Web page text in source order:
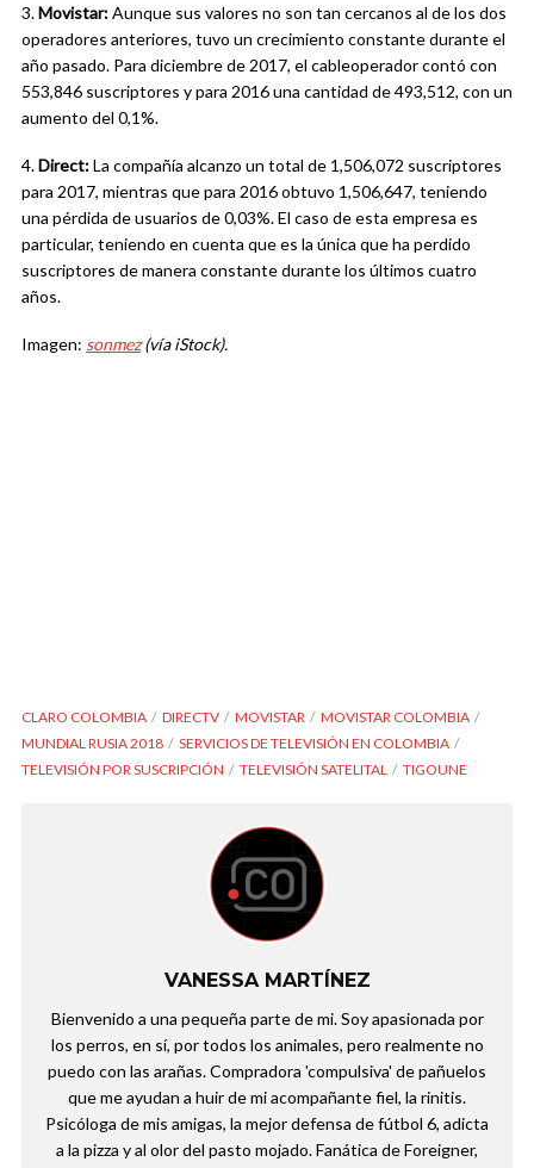
3.Movistar:Aunque sus valores no son tan cercanos al de los dos
operadores anteriores, tuvo un crecimiento constante durante el
año pasado. Para diciembre de 2017, el cableoperador contó con
553,846 suscriptores y para 2016 una cantidad de 493,512, con un
aumento del 0,1%.
4.Direct:La compañía alcanzo un total de 1,506,072 suscriptores
para 2017, mientras quepara 2016 obtuvo 1,506,647, teniendo
una pérdida de usuarios de 0,03%.El caso de esta empresa es
particular, teniendo en cuenta que es la única que ha perdido
suscriptores de manera constante durante los últimos cuatro
años.
Imagen: sonmez(vía iStock).
CLARO COLOMBIA DIRECTV MOVISTAR
MOVISTAR COLOMBIA
MUNDIAL RUSIA 2018
SERVICIOS DE TELEVISIÓN EN COLOMBIA
TELEVISIÓN POR SUSCRIPCIÓN
TELEVISIÓN SATELITAL TIGOUNE
VANESSA MARTÍNEZ
Bienvenido a una pequeña parte de mi. Soy apasionada por
los perros, en sí, por todos los animales, pero realmente no
puedo con las arañas. Compradora 'compulsiva' de pañuelos
que me ayudan a huir de mi acompañante fiel, la rinitis.
Psicóloga de mis amigas, la mejor defensa de fútbol 6, adicta
a la pizza y al olor del pasto mojado. Fanática de Foreigner,